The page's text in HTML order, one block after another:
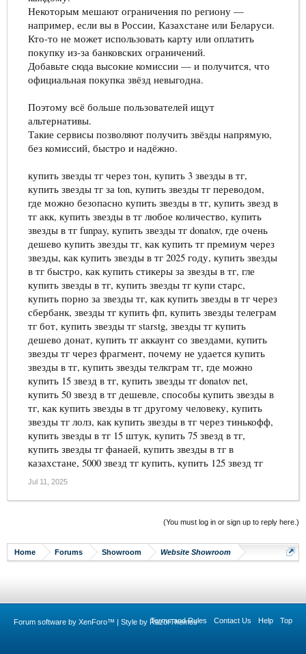
Некоторым мешают ограничения по региону —
например, если вы в России, Казахстане или Беларуси.
Кто-то не может использовать карту или оплатить
покупку из-за банковских ограничений.
Добавьте сюда высокие комиссии — и получится, что
официальная покупка звёзд невыгодна.
Поэтому всё больше пользователей ищут
альтернативы.
Такие сервисы позволяют получить звёзды напрямую,
без комиссий, быстро и надёжно.
купить звезды тг через тон, купить 3 звезды в тг,
купить звезды тг за ton, купить звезды тг переводом,
где можно безопасно купить звезды в тг, купить звезд в
тг акк, купить звезды в тг любое количество, купить
звезды в тг funpay, купить звезды тг donatov, где очень
дешево купить звезды тг, как купить тг премиум через
звезды, как купить звезды в тг 2025 году, купить звезды
в тг быстро, как купить стикеры за звезды в тг, гле
купить звезды в тг, купить звезды тг купи старс,
купить порно за звезды тг, как купить звезды в тг через
сбербанк, звезды тг купить фп, купить звезды телеграм
тг бот, купить звезды тг starstg, звезды тг купить
дешево донат, купить тг аккаунт со звездами, купить
звезды тг через фрагмент, почему не удается купить
звезды в тг, купить звезды телкграм тг, где можно
купить 15 звезд в тг, купить звезды тг donatov net,
купить 50 звезд в тг дешевле, способы купить звезды в
тг, как купить звезды в тг другому человеку, купить
звезды тг лолз, как купить звезды в тг через тинькофф,
купить звезды в тг 15 штук, купить 75 звезд в тг,
купить звезды тг фанаей, купить звезды в тг в
казахстане, 5000 звезд тг купить, купить 125 звезд тг
Jul 11, 2025
(You must log in or sign up to reply here.)
Home Forums Showroom Website Showroom
Terms and Rules Contact Us Help Top
Forum software by XenForo™ | Style by RazorThemes